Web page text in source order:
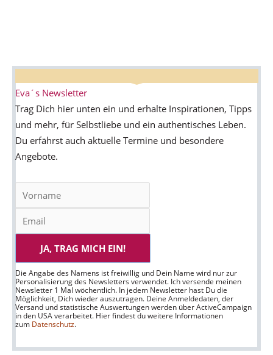
Eva´s Newsletter
Trag Dich hier unten ein und erhalte Inspirationen, Tipps
und mehr, für Selbstliebe und ein authentisches Leben.
Du erfährst auch aktuelle Termine und besondere
Angebote.
JA, TRAG MICH EIN!
Die Angabe des Namens ist freiwillig und Dein Name wird nur zur
Personalisierung des Newsletters verwendet. Ich versende meinen
Newsletter 1 Mal wöchentlich. In jedem Newsletter hast Du die
Möglichkeit, Dich wieder auszutragen. Deine Anmeldedaten, der
Versand und statistische Auswertungen werden über ActiveCampaign
in den USA verarbeitet. Hier findest du weitere Informationen
zum Datenschutz.